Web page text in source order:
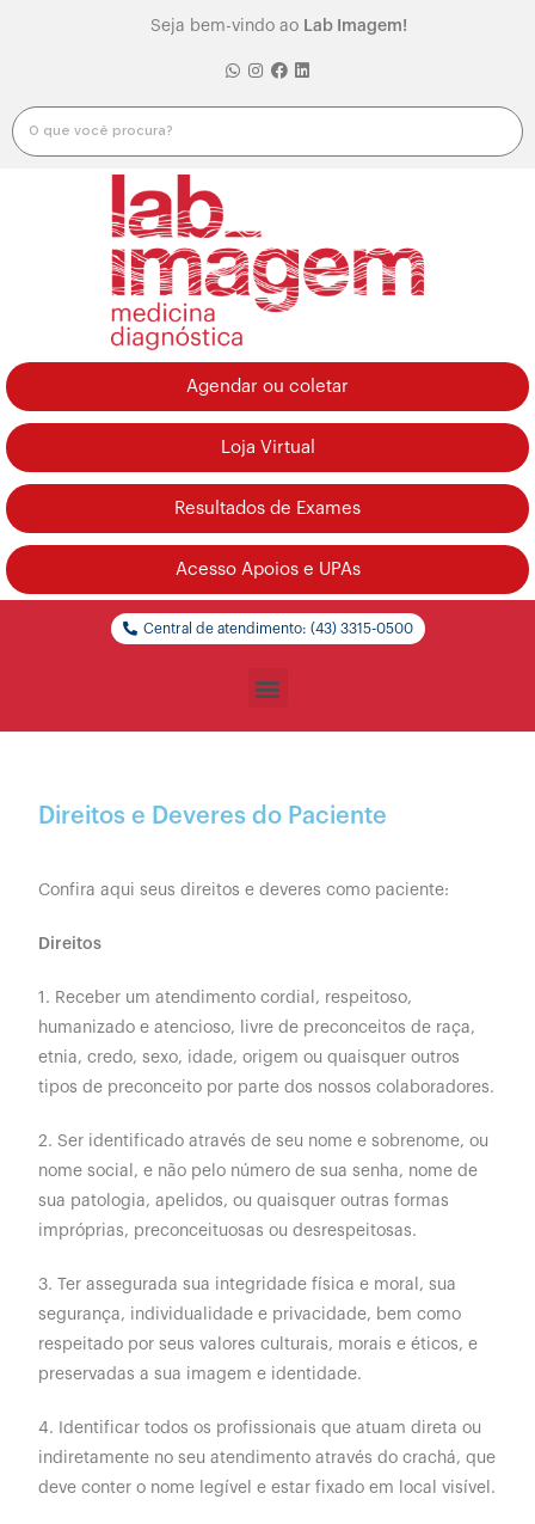
Seja bem-vindo ao Lab Imagem!
Agendar ou coletar
Loja Virtual
Resultados de Exames
Acesso Apoios e UPAs
Central de atendimento: (43) 3315-0500
Direitos e Deveres do Paciente
Confira aqui seus direitos e deveres como paciente:
Direitos
1. Receber um atendimento cordial, respeitoso,
humanizado e atencioso, livre de preconceitos de raça,
etnia, credo, sexo, idade, origem ou quaisquer outros
tipos de preconceito por parte dos nossos colaboradores.
2. Ser identificado através de seu nome e sobrenome, ou
nome social, e não pelo número de sua senha, nome de
sua patologia, apelidos, ou quaisquer outras formas
impróprias, preconceituosas ou desrespeitosas.
3. Ter assegurada sua integridade física e moral, sua
segurança, individualidade e privacidade, bem como
respeitado por seus valores culturais, morais e éticos, e
preservadas a sua imagem e identidade.
4. Identificar todos os profissionais que atuam direta ou
indiretamente no seu atendimento através do crachá, que
deve conter o nome legível e estar fixado em local visível.